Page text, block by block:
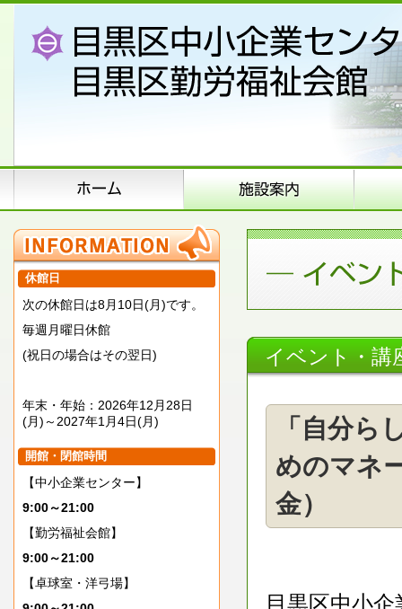
休館日
次の休館日は8月10日(月)です。
毎週月曜日休館
(祝日の場合はその翌日)
年末・年始：2026年12月28日
(月)～2027年1月4日(月)
開館・閉館時間
【中小企業センター】
9:00～21:00
【勤労福祉会館】
9:00～21:00
【卓球室・洋弓場】
イベント・講
「自分ら
めのマネ
金）
目黒区中小